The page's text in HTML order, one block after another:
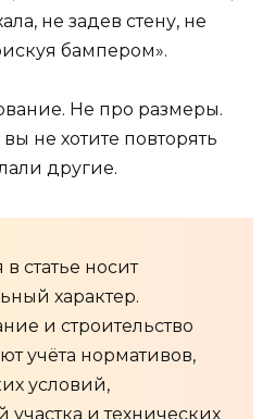
не задев стену, не
бампером».
Не про размеры.
не хотите повторять
другие.
статье носит
характер.
и строительство
учёта нормативов,
условий,
участка и технических